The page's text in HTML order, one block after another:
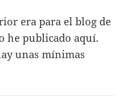
era para el blog de
he publicado aquí.
unas mínimas